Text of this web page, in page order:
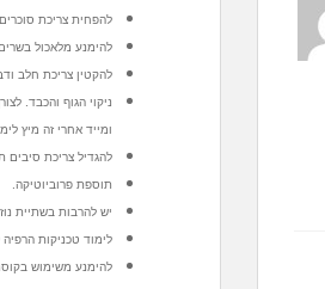
להפחית צריכת
להימנע מלאכול בשרים
להקטין צריכת חלב
ניקוי הגוף והכבד.
ומייד אחרי זה מיץ
להגדיל צריכת סיבים
תוספת פרוביוטיקה.
יש להרבות בשתיית
לימוד טכניקות
להימנע משימוש